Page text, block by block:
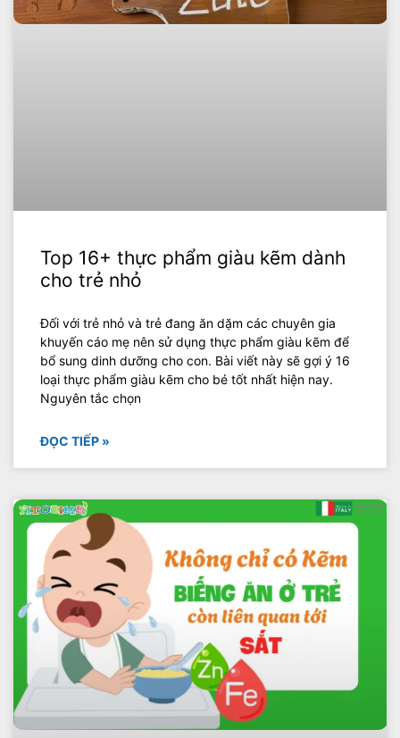
Top 16+ thực phẩm giàu kẽm dành
cho trẻ nhỏ
Đối với trẻ nhỏ và trẻ đang ăn dặm các chuyên gia
khuyến cáo mẹ nên sử dụng thực phẩm giàu kẽm để
bổ sung dinh dưỡng cho con. Bài viết này sẽ gợi ý 16
loại thực phẩm giàu kẽm cho bé tốt nhất hiện nay.
Nguyên tắc chọn
ĐỌC TIẾP »